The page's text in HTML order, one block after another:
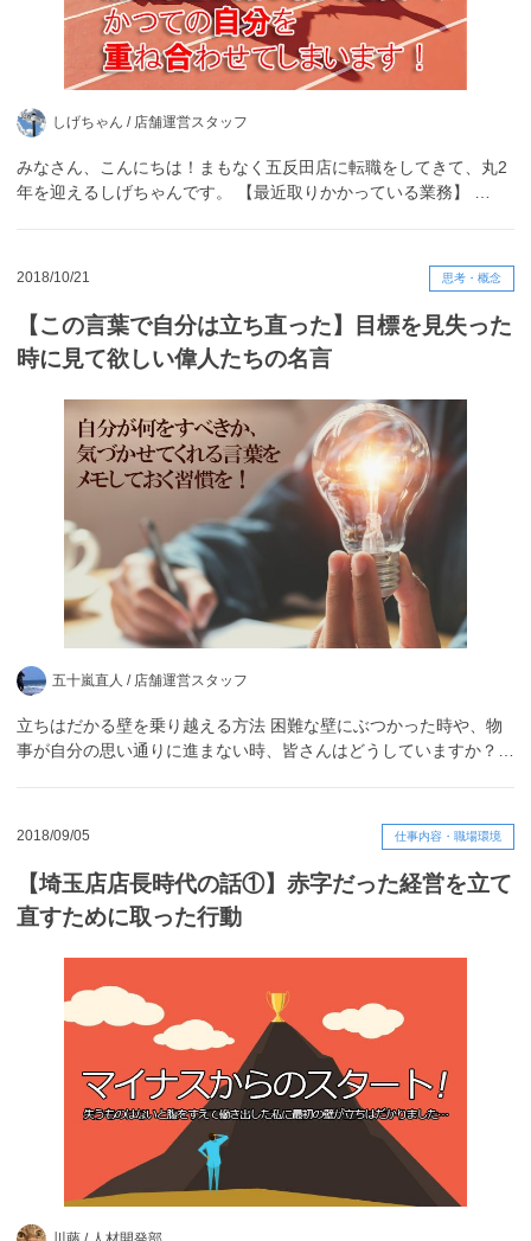
しげちゃん / 店舗運営スタッフ
みなさん、こんにちは！まもなく五反田店に転職をしてきて、丸2
年を迎えるしげちゃんです。 【最近取りかかっている業務】 …
2018/10/21 思考・概念
【この言葉で自分は立ち直った】目標を見失った
時に見て欲しい偉人たちの名言
五十嵐直人 / 店舗運営スタッフ
立ちはだかる壁を乗り越える方法 困難な壁にぶつかった時や、物
事が自分の思い通りに進まない時、皆さんはどうしていますか？…
2018/09/05 仕事内容・職場環境
【埼玉店店長時代の話①】赤字だった経営を立て
直すために取った行動